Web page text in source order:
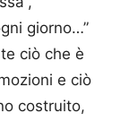
giorno…”
ciò che è
e ciò
costruito,